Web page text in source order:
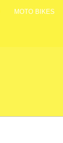
MOTO BIKES